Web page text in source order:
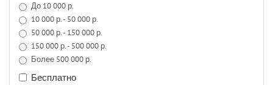
До 10 000 р.
10 000 р. - 50 000 р.
50 000 р. - 150 000 р.
150 000 р. - 500 000 р.
Более 500 000 р.
Бесплатно